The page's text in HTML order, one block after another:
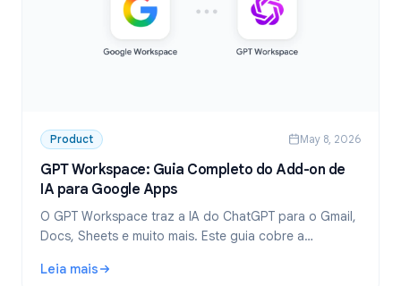
Product May 8, 2026
GPT Workspace: Guia Completo do Add-on de
IA para Google Apps
O GPT Workspace traz a IA do ChatGPT para o Gmail,
Docs, Sheets e muito mais. Este guia cobre a
Leia mais
: GPT Workspace: Guia Completo do Add-on de IA para